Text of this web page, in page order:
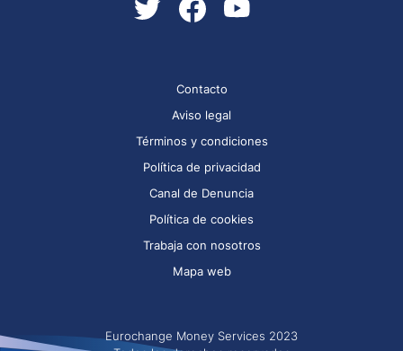
Contacto
Aviso legal
Términos y condiciones
Política de privacidad
Canal de Denuncia
Política de cookies
Trabaja con nosotros
Mapa web
Eurochange Money Services 2023